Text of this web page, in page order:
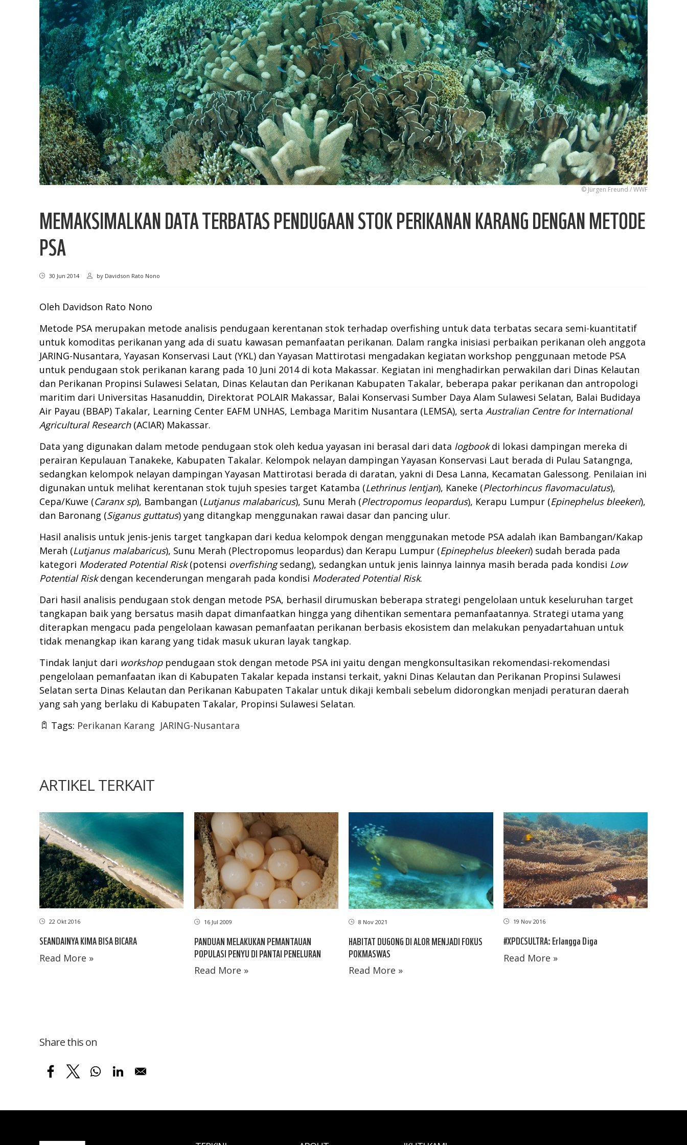
© Jürgen Freund / WWF
MEMAKSIMALKAN DATA TERBATAS PENDUGAAN STOK PERIKANAN KARANG DENGAN METODE
PSA
30 Jun 2014 by Davidson Rato Nono
Oleh Davidson Rato Nono
Metode PSA merupakan metode analisis pendugaan kerentanan stok terhadap overfishing untuk data terbatas secara semi-kuantitatif
untuk komoditas perikanan yang ada di suatu kawasan pemanfaatan perikanan. Dalam rangka inisiasi perbaikan perikanan oleh anggota
JARING-Nusantara, Yayasan Konservasi Laut (YKL) dan Yayasan Mattirotasi mengadakan kegiatan workshop penggunaan metode PSA
untuk pendugaan stok perikanan karang pada 10 Juni 2014 di kota Makassar. Kegiatan ini menghadirkan perwakilan dari Dinas Kelautan
dan Perikanan Propinsi Sulawesi Selatan, Dinas Kelautan dan Perikanan Kabupaten Takalar, beberapa pakar perikanan dan antropologi
maritim dari Universitas Hasanuddin, Direktorat POLAIR Makassar, Balai Konservasi Sumber Daya Alam Sulawesi Selatan, Balai Budidaya
Air Payau (BBAP) Takalar, Learning Center EAFM UNHAS, Lembaga Maritim Nusantara (LEMSA), serta Australian Centre for International
Agricultural Research(ACIAR) Makassar.
Data yang digunakan dalam metode pendugaan stok oleh kedua yayasan ini berasal dari data logbookdi lokasi dampingan mereka di
perairan Kepulauan Tanakeke, Kabupaten Takalar. Kelompok nelayan dampingan Yayasan Konservasi Laut berada di Pulau Satangnga,
sedangkan kelompok nelayan dampingan Yayasan Mattirotasi berada di daratan, yakni di Desa Lanna, Kecamatan Galessong. Penilaian ini
digunakan untuk melihat kerentanan stok tujuh spesies target Katamba (Lethrinus lentjan), Kaneke (Plectorhincus flavomaculatus),
Cepa/Kuwe (Caranx sp), Bambangan (Lutjanus malabaricus), Sunu Merah (Plectropomus leopardus), Kerapu Lumpur (Epinephelus bleekeri),
dan Baronang (Siganus guttatus) yang ditangkap menggunakan rawai dasar dan pancing ulur.
Hasil analisis untuk jenis-jenis target tangkapan dari kedua kelompok dengan menggunakan metode PSA adalah ikan Bambangan/Kakap
Merah (Lutjanus malabaricus), Sunu Merah (Plectropomus leopardus) dan Kerapu Lumpur (Epinephelus bleekeri) sudah berada pada
kategori Moderated Potential Risk(potensi overfishingsedang), sedangkan untuk jenis lainnya lainnya masih berada pada kondisi Low
Potential Riskdengan kecenderungan mengarah pada kondisi Moderated Potential Risk.
Dari hasil analisis pendugaan stok dengan metode PSA, berhasil dirumuskan beberapa strategi pengelolaan untuk keseluruhan target
tangkapan baik yang bersatus masih dapat dimanfaatkan hingga yang dihentikan sementara pemanfaatannya. Strategi utama yang
diterapkan mengacu pada pengelolaan kawasan pemanfaatan perikanan berbasis ekosistem dan melakukan penyadartahuan untuk
tidak menangkap ikan karang yang tidak masuk ukuran layak tangkap.
Tindak lanjut dari workshoppendugaan stok dengan metode PSA ini yaitu dengan mengkonsultasikan rekomendasi-rekomendasi
pengelolaan pemanfaatan ikan di Kabupaten Takalar kepada instansi terkait, yakni Dinas Kelautan dan Perikanan Propinsi Sulawesi
Selatan serta Dinas Kelautan dan Perikanan Kabupaten Takalar untuk dikaji kembali sebelum didorongkan menjadi peraturan daerah
yang sah yang berlaku di Kabupaten Takalar, Propinsi Sulawesi Selatan.
Tags: Perikanan Karang JARING-Nusantara
ARTIKEL TERKAIT
22 Okt 2016
SEANDAINYA KIMA BISA BICARA
Read More »
16 Jul 2009
PANDUAN MELAKUKAN PEMANTAUAN
POPULASI PENYU DI PANTAI PENELURAN
Read More »
8 Nov 2021
HABITAT DUGONG DI ALOR MENJADI FOKUS
POKMASWAS
Read More »
19 Nov 2016
#XPDCSULTRA: Erlangga Diga
Read More »
Share this on